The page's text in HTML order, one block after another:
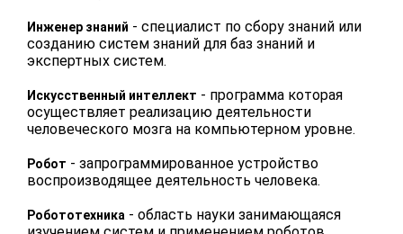
Инженер знаний - специалист по сбору знаний или
созданию систем знаний для баз знаний и
экспертных систем.
Искусственный интеллект - программа которая
осуществляет реализацию деятельности
человеческого мозга на компьютерном уровне.
Робот - запрограммированное устройство
воспроизводящее деятельность человека.
Робототехника - область науки занимающаяся